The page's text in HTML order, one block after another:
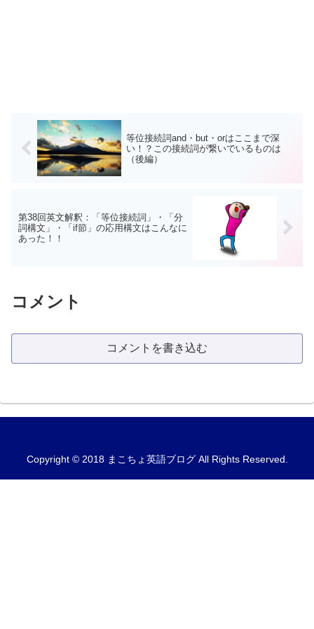
等位接続詞and・but・orはここまで深
い！？この接続詞が繋いでいるものは
（後編）
第38回英文解釈：「等位接続詞」・「分
詞構文」・「if節」の応用構文はこんなに
あった！！
コメント
コメントを書き込む
Copyright © 2018 まこちょ英語ブログ All Rights Reserved.